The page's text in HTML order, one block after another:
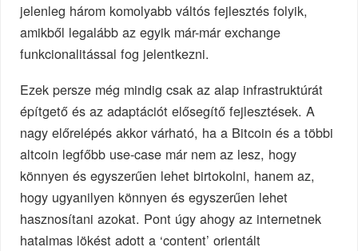
jelenleg három komolyabb váltós fejlesztés folyik,
amikből legalább az egyik már-már exchange
funkcionalitással fog jelentkezni.
Ezek persze még mindig csak az alap infrastruktúrát
építgető és az adaptációt elősegítő fejlesztések. A
nagy előrelépés akkor várható, ha a Bitcoin és a többi
altcoin legfőbb use-case már nem az lesz, hogy
könnyen és egyszerűen lehet birtokolni, hanem az,
hogy ugyanilyen könnyen és egyszerűen lehet
hasznosítani azokat. Pont úgy ahogy az internetnek
hatalmas lökést adott a ‘content’ orientált